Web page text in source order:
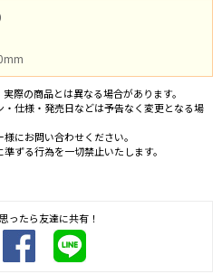
際の商品とは異なる場合があります。
仕様・発売日などは予告なく変更となる場
にお問い合わせください。
ずる行為を一切禁止いたします。
ったら友達に共有！